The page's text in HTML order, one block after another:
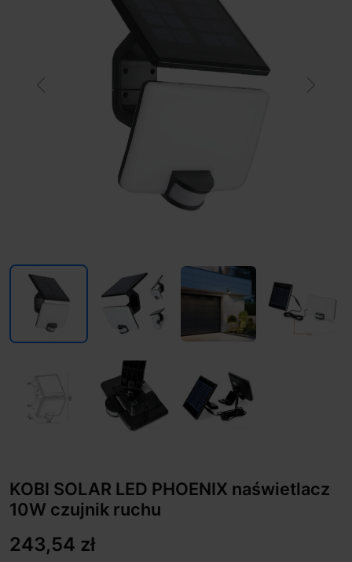
KOBI SOLAR LED PHOENIX naświetlacz
10W czujnik ruchu
243,54 zł